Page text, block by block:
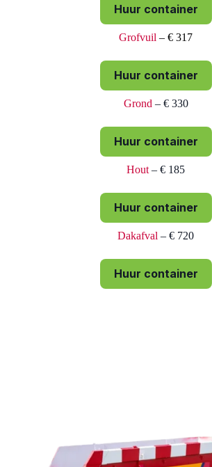
Huur container
Grofvuil – € 317
Huur container
Grond – € 330
Huur container
Hout – € 185
Huur container
Dakafval – € 720
Huur container